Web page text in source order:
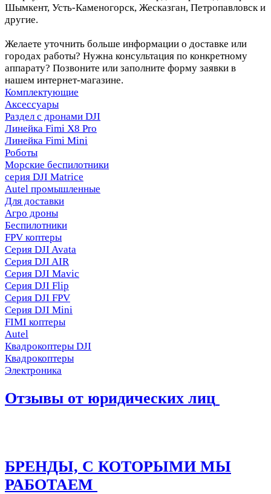
Шымкент, Усть-Каменогорск, Жесказган, Петропавловск и
другие.
Желаете уточнить больше информации о доставке или
городах работы? Нужна консультация по конкретному
аппарату? Позвоните или заполните форму заявки в
нашем интернет-магазине.
Комплектующие
Аксессуары
Раздел с дронами DJI
Линейка Fimi X8 Pro
Линейка Fimi Mini
Роботы
Морские беспилотники
серия DJI Matrice
Autel промышленные
Для доставки
Агро дроны
Беспилотники
FPV коптеры
Серия DJI Avata
Серия DJI AIR
Серия DJI Mavic
Серия DJI Flip
Серия DJI FPV
Серия DJI Mini
FIMI коптеры
Autel
Квадрокоптеры DJI
Квадрокоптеры
Электроника
Отзывы от юридических лиц
БРЕНДЫ, С КОТОРЫМИ МЫ
РАБОТАЕМ